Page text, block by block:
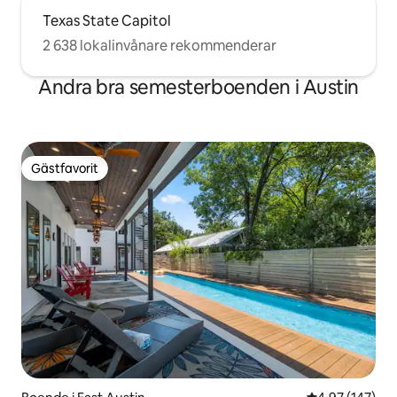
års ålder. Han bor längre ner i kvarteret
där han köpte ett hus efter krigsslutet.
Texas State Capitol
2 638 lokalinvånare rekommenderar
Andra bra semesterboenden i Austin
Gästfavorit
Gästfavorit